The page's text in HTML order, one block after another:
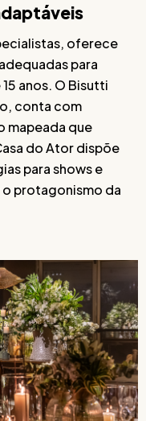
oferece
para
anos. O Bisutti
conta com
mapeada que
do Ator dispõe
para shows e
protagonismo da